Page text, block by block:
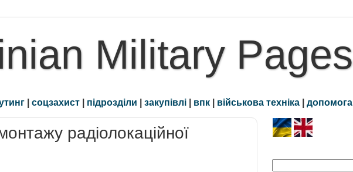
Military Pages
| соцзахист | підрозділи | закупівлі | впк | військова техніка | допомога
радіолокаційної